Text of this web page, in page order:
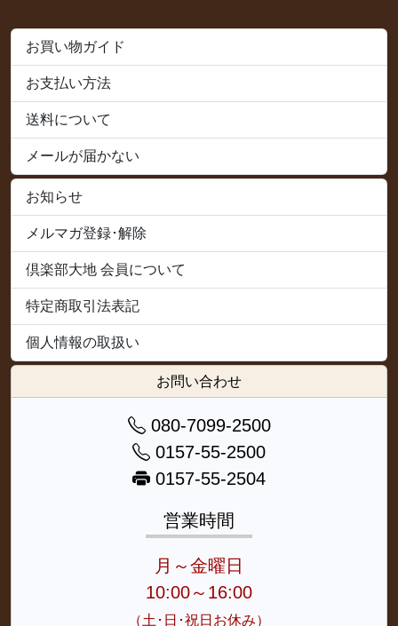
お買い物ガイド
お支払い方法
送料について
メールが届かない
お知らせ
メルマガ登録･解除
倶楽部大地 会員について
特定商取引法表記
個人情報の取扱い
お問い合わせ
080-7099-2500
0157-55-2500
0157-55-2504
営業時間
月～金曜日
10:00～16:00
（土･日･祝日お休み）